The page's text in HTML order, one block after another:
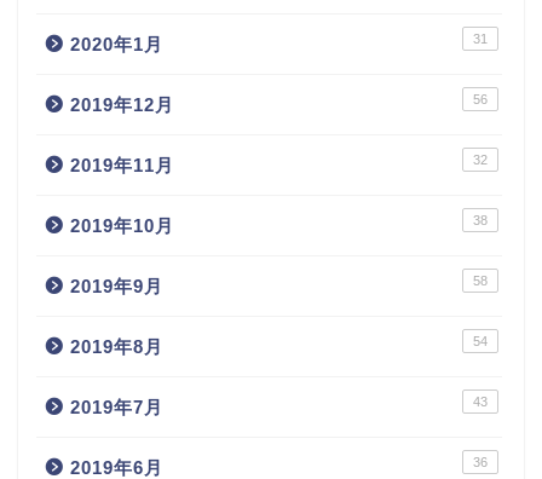
2020年1月 31
2019年12月 56
2019年11月 32
2019年10月 38
2019年9月 58
2019年8月 54
2019年7月 43
2019年6月 36